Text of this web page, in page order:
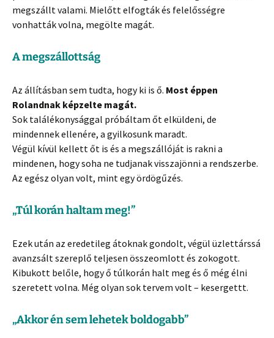
megszállt valami. Mielőtt elfogták és felelősségre
vonhatták volna, megölte magát.
A megszállottság
Az állításban sem tudta, hogy ki is ő. Most éppen
Rolandnak képzelte magát.
Sok találékonysággal próbáltam őt elküldeni, de
mindennek ellenére, a gyilkosunk maradt.
Végül kívül kellett őt is és a megszállóját is rakni a
mindenen, hogy soha ne tudjanak visszajönni a rendszerbe.
Az egész olyan volt, mint egy ördögűzés.
„Túl korán haltam meg!”
Ezek után az eredetileg átoknak gondolt, végül üzlettárssá
avanzsált szereplő teljesen összeomlott és zokogott.
Kibukott belőle, hogy ő túlkorán halt meg és ő még élni
szeretett volna. Még olyan sok tervem volt – kesergettt.
„Akkor én sem lehetek boldogabb”